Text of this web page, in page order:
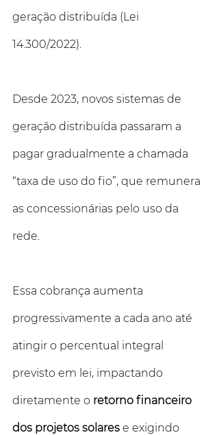
geração distribuída (Lei
14.300/2022).
Desde 2023, novos sistemas de
geração distribuída passaram a
pagar gradualmente a chamada
“taxa de uso do fio”, que remunera
as concessionárias pelo uso da
rede.
Essa cobrança aumenta
progressivamente a cada ano até
atingir o percentual integral
previsto em lei, impactando
diretamente o retorno financeiro
dos projetos solares e exigindo